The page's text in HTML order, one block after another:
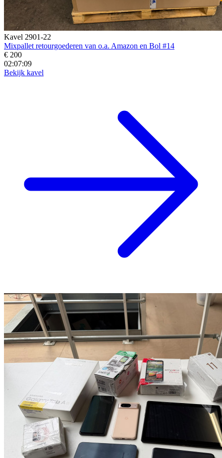
Kavel 2901-22
Mixpallet retourgoederen van o.a. Amazon en Bol #14
€ 200
02:07:07
Bekijk kavel